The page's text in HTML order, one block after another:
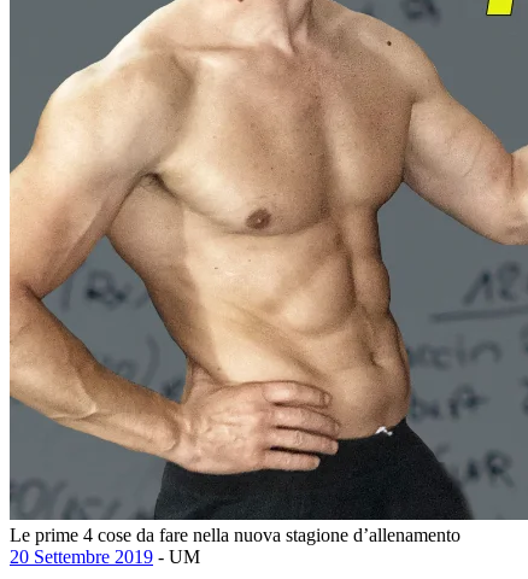
Le prime 4 cose da fare nella nuova stagione d’allenamento
20 Settembre 2019 - UM